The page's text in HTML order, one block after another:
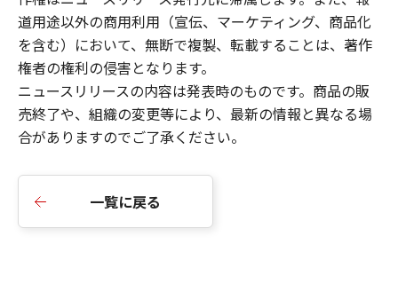
道用途以外の商用利用（宣伝、マーケティング、商品化
を含む）において、無断で複製、転載することは、著作
権者の権利の侵害となります。
ニュースリリースの内容は発表時のものです。商品の販
売終了や、組織の変更等により、最新の情報と異なる場
合がありますのでご了承ください。
一覧に戻る